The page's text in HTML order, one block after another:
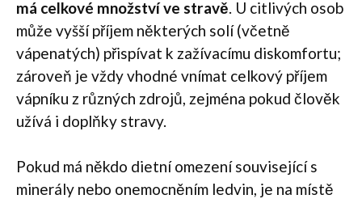
má celkové množství ve stravě . U citlivých osob
může vyšší příjem některých solí (včetně
vápenatých) přispívat k zažívacímu diskomfortu;
zároveň je vždy vhodné vnímat celkový příjem
vápníku z různých zdrojů, zejména pokud člověk
užívá i doplňky stravy.
Pokud má někdo dietní omezení související s
minerály nebo onemocněním ledvin, je na místě